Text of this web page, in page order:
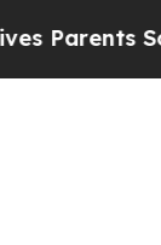
Social